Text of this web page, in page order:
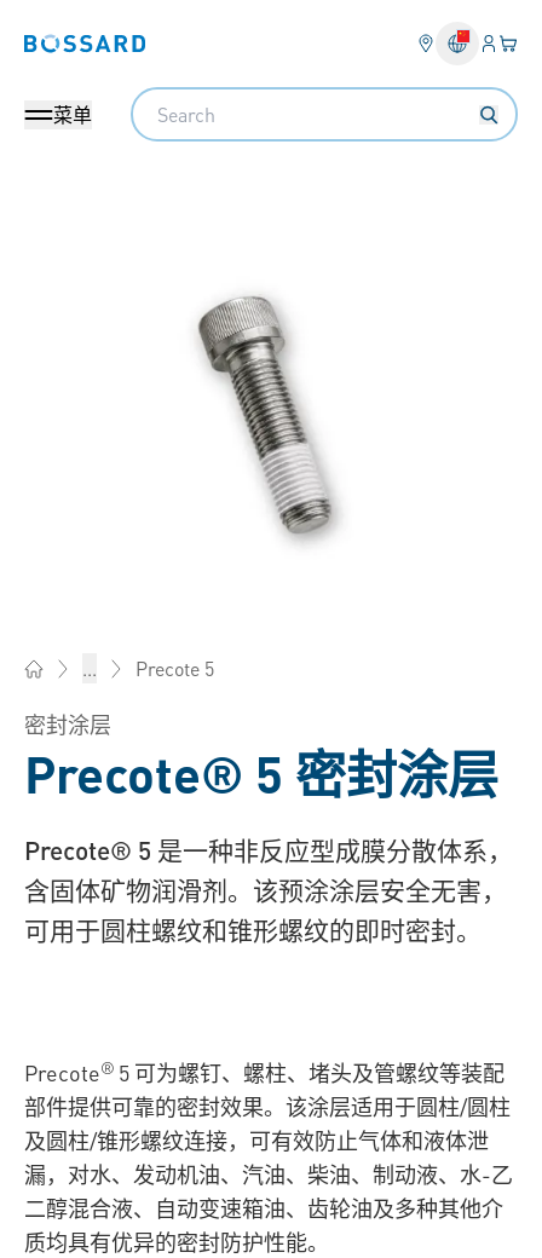
Bossard homepage 登入
您
菜单
Search
... Precote 5
密封涂层
Precote® 5 密封涂层
Precote® 5 是一种非反应型成膜分散体系，
含固体矿物润滑剂。该预涂涂层安全无害，
可用于圆柱螺纹和锥形螺纹的即时密封。
Precote® 5 可为螺钉、螺柱、堵头及管螺纹等装配
部件提供可靠的密封效果。该涂层适用于圆柱/圆柱
及圆柱/锥形螺纹连接，可有效防止气体和液体泄
漏，对水、发动机油、汽油、柴油、制动液、水-乙
二醇混合液、自动变速箱油、齿轮油及多种其他介
质均具有优异的密封防护性能。